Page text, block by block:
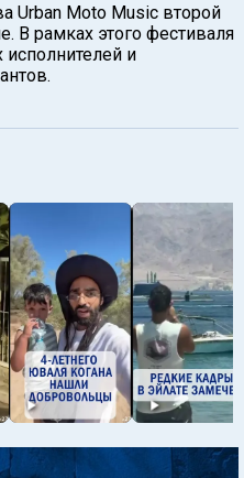
Urban Moto Music второй
В рамках этого фестиваля
и